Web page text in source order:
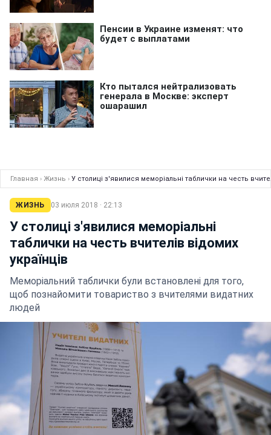
Главная › Жизнь › У столиці з'явилися меморіальні таблички на честь
ЖИЗНЬ 03 июля 2018 · 22:13
У столиці з'явилися меморіальні
таблички на честь вчителів відомих
українців
Меморіальний таблички були встановлені для того,
щоб познайомити товариство з вчителями видатних
людей